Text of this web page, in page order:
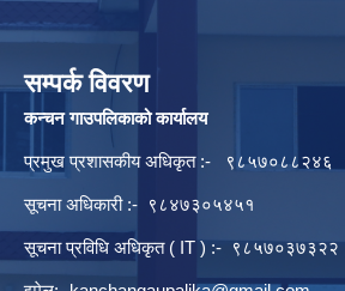
सम्पर्क विवरण
कन्चन गाउपलिकाको कार्यालय
प्रमुख प्रशासकीय अधिकृत :- ९८५७०८८२४६
सूचना अधिकारी :- ९८४७३०५४५१
सूचना प्रविधि अधिकृत ( IT ) :- ९८५७०३७३२२